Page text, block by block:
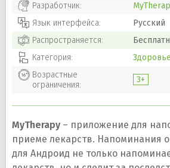
Разработчик:
Язык интерфейса:
Русский
Распространяется:
Категория:
Возрастные
ограничения:
3+
MyTherapy – приложение для
приеме лекарств. Напоминания
для Андроид не только